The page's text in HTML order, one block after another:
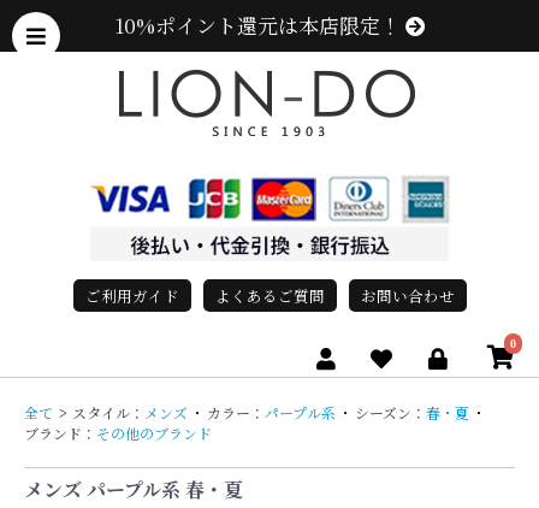
10%ポイント還元は本店限定！
ご利用ガイド よくあるご質問 お問い合わせ
0
全て > スタイル： メンズ ・ カラー： パープル系 ・ シーズン： 春・夏 ・
ブランド： その他のブランド
メンズ パープル系 春・夏
グレース、grace)